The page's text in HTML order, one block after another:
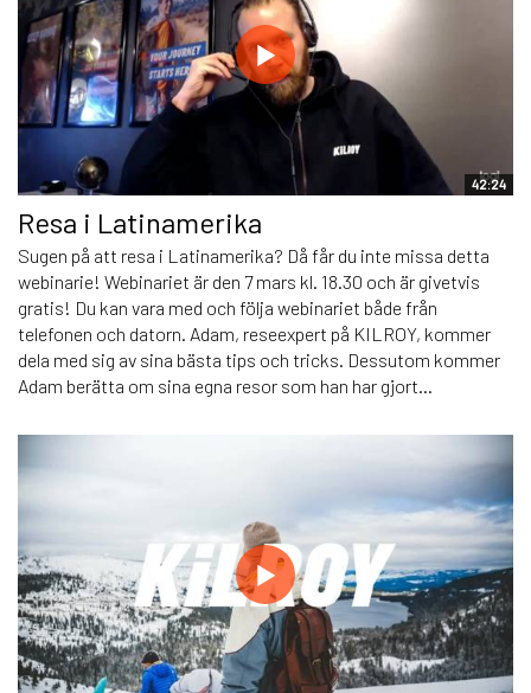
42:24
Resa i Latinamerika
Sugen på att resa i Latinamerika? Då får du inte missa detta
webinarie! Webinariet är den 7 mars kl. 18.30 och är givetvis
gratis! Du kan vara med och följa webinariet både från
telefonen och datorn. Adam, reseexpert på KILROY, kommer
dela med sig av sina bästa tips och tricks. Dessutom kommer
Adam berätta om sina egna resor som han har gjort...